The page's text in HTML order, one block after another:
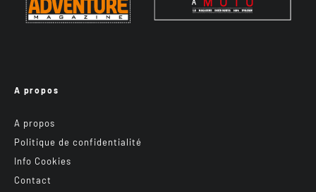
A propos
A propos
Politique de confidentialité
Info Cookies
Contact